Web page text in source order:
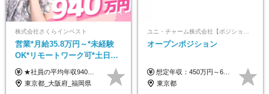
株式会社さくらインベスト
営業*月給35.8万円～*未経験
OK*リモートワーク可*土日祝
休み*年休123日以上*転職者全
員が収入UP
★社員の平均年収940万円（※2025年11月時点） ★転職者は全員収入アップを実現 ★入社半年で昇給した実績あり！ 【営業未経験】 月給35万8,000円～（固定残業代含む）＋インセンティブ ＋賞与年2回 【管理職候補】 月給40万円～100万円＋インセンティブ＋賞与年2回 ※固定残業代は、時間外労働の有無にかかわらず月25時間分（月5万8,000円～）を支給します。 ※上記を超える時間外労働分は、別途追加で支給します。 ＼月給額が高い理由について／ 当社が扱うのは、1件あたり100万円以上となる高単価な金融商品です。 そのため月給ベースも高く設定して社員に還元しています。 ＜試用期間中の給与＞※営業未経験の方 試用期間2カ月あり。 月給25万円＋営業手当5万円（資格取得後より日割り支給） ※残業代は別途全額支給します。 ※その他の待遇に差異はありません。 ★時短勤務も可能です ・7時間勤務：月給26万2,500円～＋インセンティブ＋賞与（年2回） ・6時間勤務：月給24万円～＋インセンティブ＋賞与（年2回） （時短勤務例）9:00-16:00、10:00-17:00など
東京都_大阪府_福岡県
オープンポジション
想定年収：450万円～650万円 ※経験・能力を考慮の上、規定により優遇いたします ※試用期間6ヵ月（その間の給与・待遇に変動はありません）
東京都